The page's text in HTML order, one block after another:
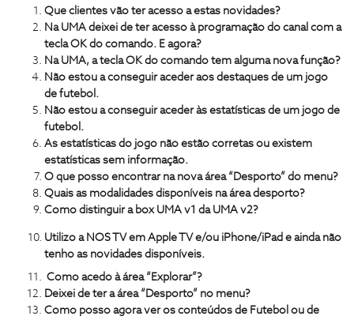
Que clientes vão ter acesso a estas novidades?
Na UMA deixei de ter acesso à programação do canal com a
tecla OK do comando. E agora?
Na UMA, a tecla OK do comando tem alguma nova função?
Não estou a conseguir aceder aos destaques de um jogo
de futebol.
Não estou a conseguir aceder às estatísticas de um jogo de
futebol.
As estatísticas do jogo não estão corretas ou existem
estatísticas sem informação.
O que posso encontrar na nova área “Desporto” do menu?
Quais as modalidades disponíveis na área desporto?
Como distinguir a box UMA v1 da UMA v2?
Utilizo a NOS TV em Apple TV e/ou iPhone/iPad e ainda não
tenho as novidades disponíveis.
Como acedo à área “Explorar”?
Deixei de ter a área “Desporto” no menu?
Como posso agora ver os conteúdos de Futebol ou de